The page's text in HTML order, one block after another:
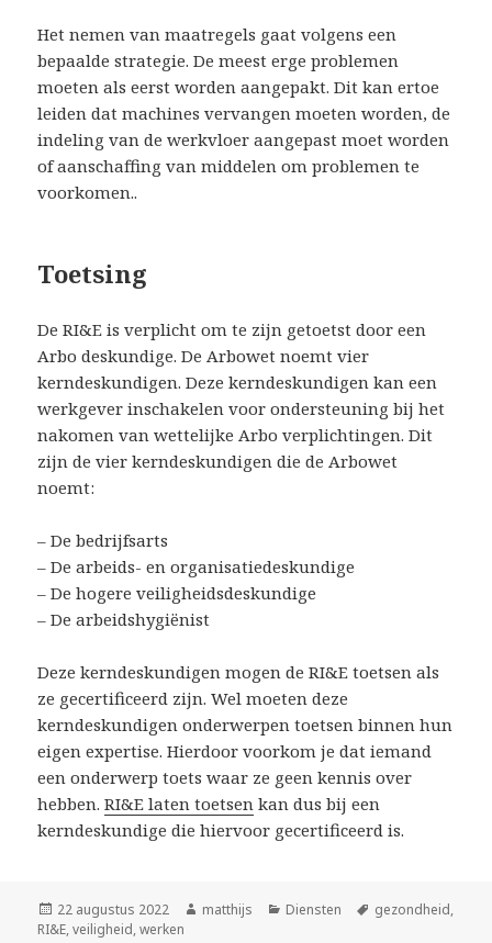
Het nemen van maatregels gaat volgens een
bepaalde strategie. De meest erge problemen
moeten als eerst worden aangepakt. Dit kan ertoe
leiden dat machines vervangen moeten worden, de
indeling van de werkvloer aangepast moet worden
of aanschaffing van middelen om problemen te
voorkomen..
Toetsing
De RI&E is verplicht om te zijn getoetst door een
Arbo deskundige. De Arbowet noemt vier
kerndeskundigen. Deze kerndeskundigen kan een
werkgever inschakelen voor ondersteuning bij het
nakomen van wettelijke Arbo verplichtingen. Dit
zijn de vier kerndeskundigen die de Arbowet
noemt:
– De bedrijfsarts
– De arbeids- en organisatiedeskundige
– De hogere veiligheidsdeskundige
– De arbeidshygiënist
Deze kerndeskundigen mogen de RI&E toetsen als
ze gecertificeerd zijn. Wel moeten deze
kerndeskundigen onderwerpen toetsen binnen hun
eigen expertise. Hierdoor voorkom je dat iemand
een onderwerp toets waar ze geen kennis over
hebben.RI&E laten toetsen kan dus bij een
kerndeskundige die hiervoor gecertificeerd is.
Geplaatst
op
22 augustus 2022 Auteur
matthijs Categorieën
Diensten Tags
gezondheid,
RI&E,veiligheid,werken